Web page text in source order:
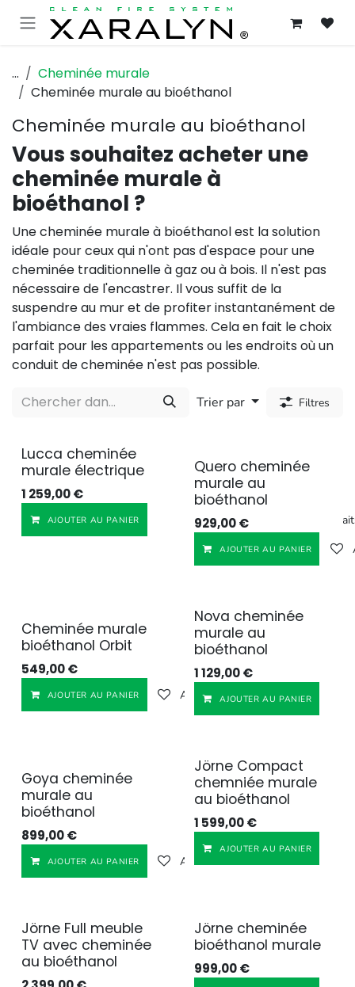
SE RENDRE AU CONTENU
...
Cheminée murale
Cheminée murale au bioéthanol
Cheminée murale au bioéthanol
Vous souhaitez acheter une
cheminée murale à
bioéthanol ?
Une cheminée murale à bioéthanol est la solution
idéale pour ceux qui n'ont pas d'espace pour une
cheminée traditionnelle à gaz ou à bois. Il n'est pas
nécessaire de l'encastrer. Il vous suffit de la
suspendre au mur et de profiter instantanément de
l'ambiance des vraies flammes. Cela en fait le choix
parfait pour les appartements ou les endroits où un
conduit de cheminée n'est pas possible.
Trier par Filtres
Lucca cheminée
murale électrique
1 259,00€
AJOUTER AU PANIER Ajouter à la liste de
Quero cheminée
murale au
bioéthanol
929,00€
AJOUTER AU PANIER
Cheminée murale
bioéthanol Orbit
549,00€
AJOUTER AU PANIER Ajouter à la liste de souhaits
Nova cheminée
murale au
bioéthanol
1 129,00€
AJOUTER AU PANIER
Goya cheminée
murale au
bioéthanol
899,00€
AJOUTER AU PANIER Ajouter à la liste de souhaits
Jörne Compact
chemniée murale
au bioéthanol
1 599,00€
AJOUTER AU PANIER
Jörne Full meuble
TV avec cheminée
au bioéthanol
Jörne cheminée
bioéthanol murale
999,00€